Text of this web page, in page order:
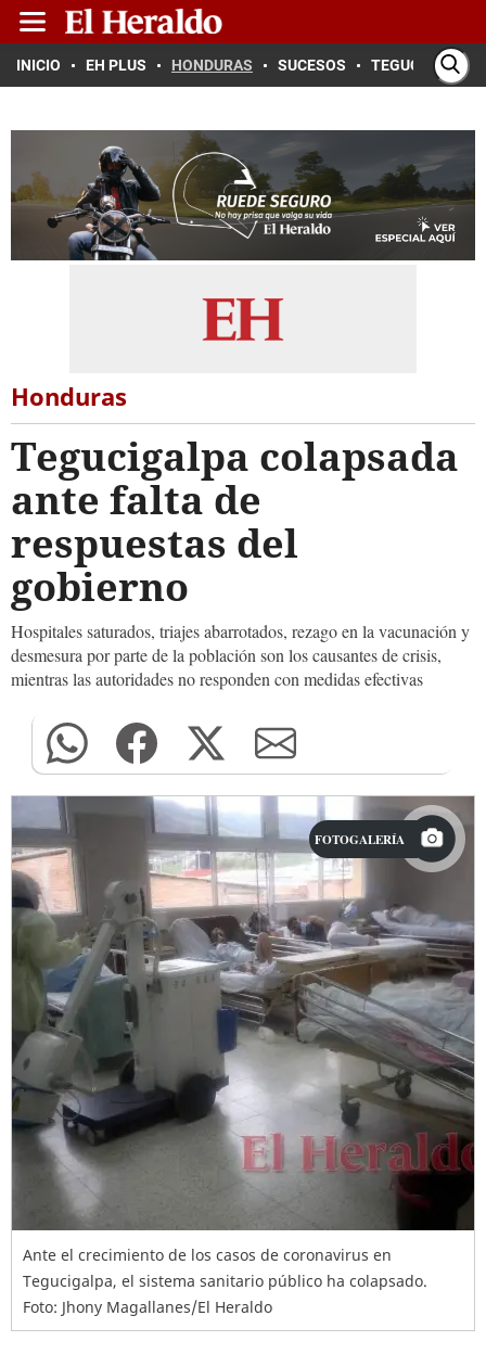
INICIO EH PLUS HONDURAS SUCESOS TEGUCIGALPA
Honduras
Tegucigalpa colapsada
ante falta de
respuestas del
gobierno
Hospitales saturados, triajes abarrotados, rezago en la vacunación y
desmesura por parte de la población son los causantes de crisis,
mientras las autoridades no responden con medidas efectivas
FOTOGALERÍA
Ante el crecimiento de los casos de coronavirus en
Tegucigalpa, el sistema sanitario público ha colapsado.
Foto: Jhony Magallanes/El Heraldo